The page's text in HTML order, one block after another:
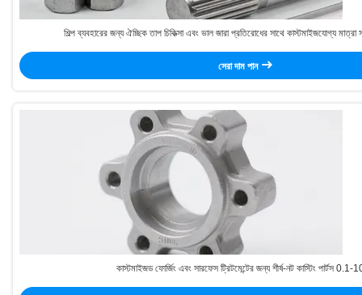
শিল্প ব্যবহারের জন্য ঐচ্ছিক তাপ চিকিত্সা এবং ভাল জারা প্রতিরোধের সাথে কাস্টমাইজযোগ্য মাত্রা
সেরা দাম পান
কাস্টমাইজড ফোর্জিং এবং সারফেস ট্রিটমেন্টের জন্য শীর্ষ-নট কাস্টিং পার্টস 0.1-